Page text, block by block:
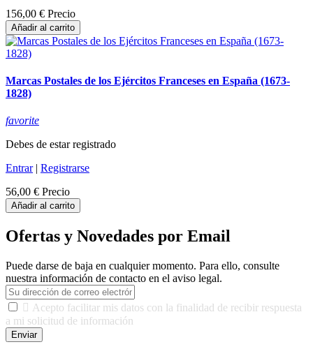
156,00 € Precio
Añadir al carrito
Marcas Postales de los Ejércitos Franceses en España (1673-
1828)
favorite
Debes de estar registrado
Entrar| Registrarse
56,00 € Precio
Añadir al carrito
Ofertas y Novedades por Email
Puede darse de baja en cualquier momento. Para ello, consulte
nuestra información de contacto en el aviso legal.
 Acepto facilitar mis datos con la finalidad de recibir respuesta
a mi solicitud de información
Enviar